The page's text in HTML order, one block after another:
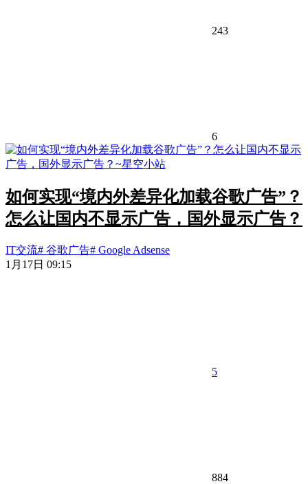
243
6
如何实现“境内外差异化加载谷歌广告”？
怎么让国内不显示广告，国外显示广告？
IT交流# 谷歌广告# Google Adsense
1月17日 09:15
5
884